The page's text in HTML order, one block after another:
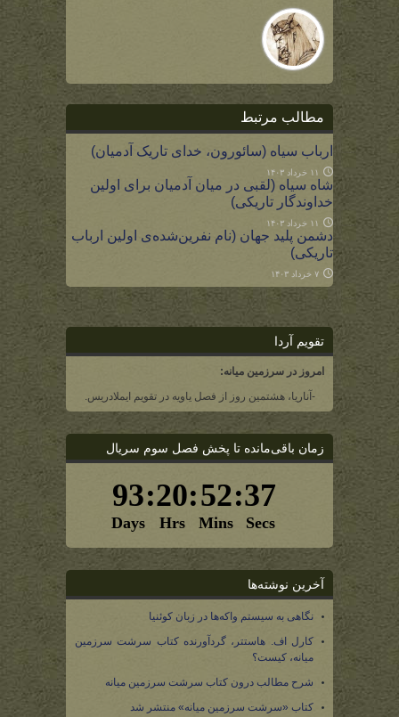
مطالب مرتبط
ارباب سیاه (سائورون، خدای تاریک آدمیان)
۱۱ خرداد ۱۴۰۳
شاه سیاه (لقبی در میان آدمیان برای اولین
خداوندگار تاریکی)
۱۱ خرداد ۱۴۰۳
دشمن پلید جهان (نام نفرین‌شده‌ی اولین ارباب
تاریکی)
۷ خرداد ۱۴۰۳
تقویم آردا
امروز در سرزمین میانه:
-آناریا، هشتمین روز از فصل یاویه در تقویم ایملادریس.
زمان باقی‌مانده تا پخش فصل سوم سریال
آخرین نوشته‌ها
نگاهی به سیستم واکه‌ها در زبان کوئنیا
کارل اف. هاستتر، گردآورنده کتاب سرشت سرزمین
میانه، کیست؟
شرح مطالب درون کتاب سرشت سرزمین میانه
کتاب «سرشت سرزمین میانه» منتشر شد